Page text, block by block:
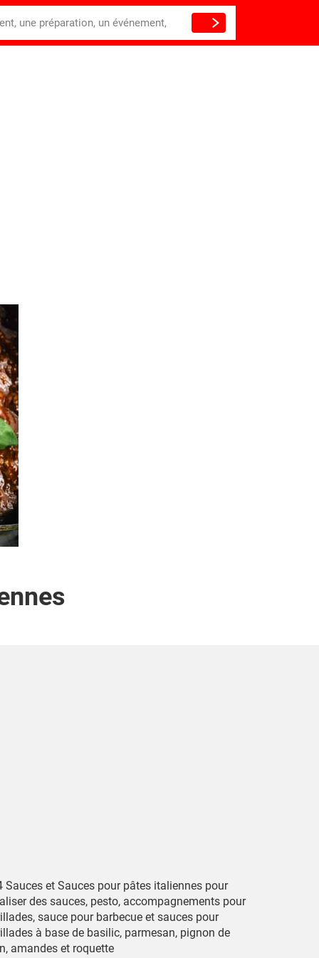
une préparation, un événement,
Sauces et Sauces pour pâtes italiennes pour
des sauces, pesto, accompagnements pour
sauce pour barbecue et sauces pour
à base de basilic, parmesan, pignon de
amandes et roquette